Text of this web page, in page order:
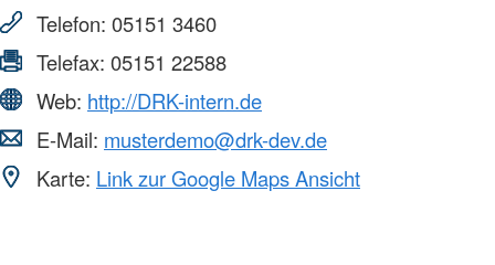
Telefon: 05151 3460
Telefax: 05151 22588
Web: http://DRK-intern.de
E-Mail: musterdemo@drk-dev.de
Karte: Link zur Google Maps Ansicht